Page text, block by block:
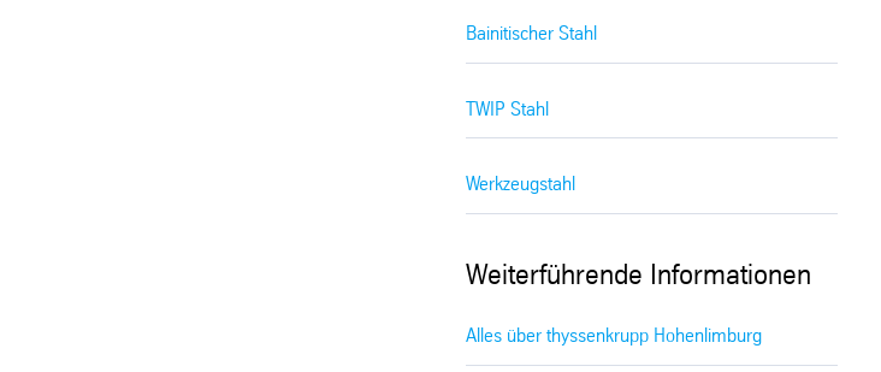
Bainitischer Stahl
TWIP Stahl
Werkzeugstahl
Weiterführende Informationen
Alles über thyssenkrupp Hohenlimburg